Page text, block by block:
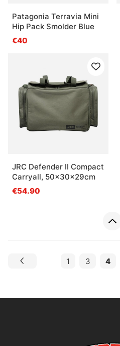
Patagonia Terravia Mini
Hip Pack Smolder Blue
€40
JRC Defender II Compact
Carryall, 50x30x29cm
€54.90
1 3 4